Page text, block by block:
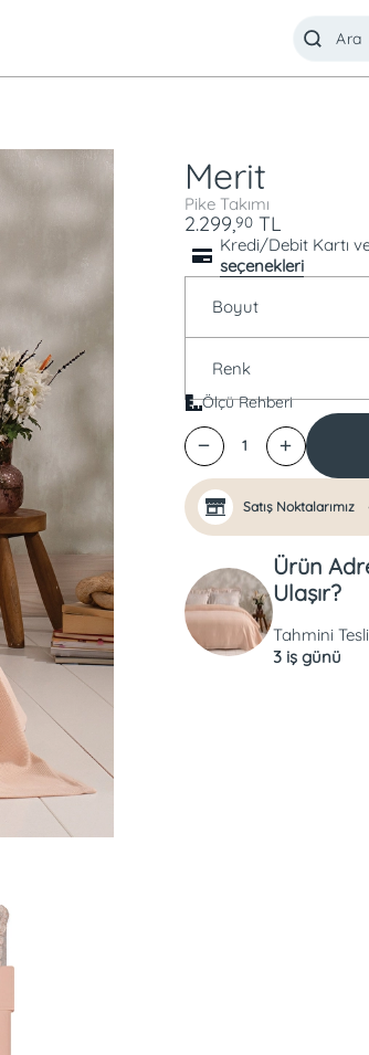
Merit
Pike Takımı
2.299,90 TL
Kredi/Debit Kartı
seçenekleri
Boyut
Renk
Ölçü Rehberi
1
Satış Noktalarımız
Ürün
Ulaşır?
Tahmini
3 iş günü